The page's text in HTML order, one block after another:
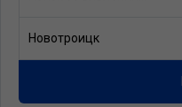
Новотроицк